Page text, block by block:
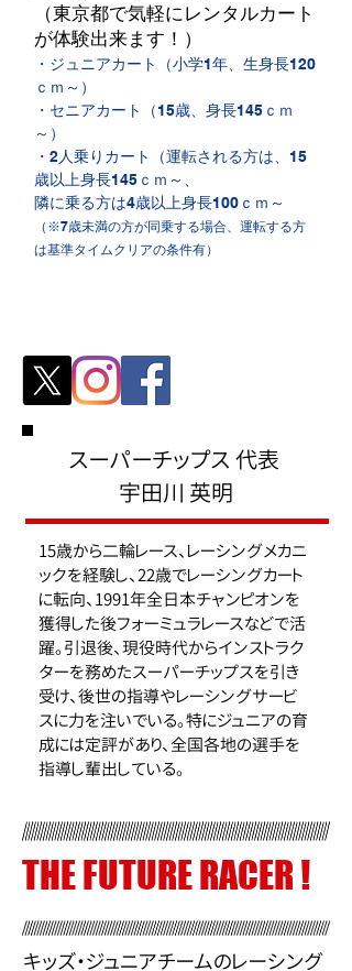
（東京都で気軽にレンタルカート
が体験出来ます！）​
・ジュニアカート（小学1年、生身長120
ｃｍ～）
・セニアカート（15歳、身長145ｃｍ
～）
・2人乗りカート（運転される方は、15
歳以上身長145ｃｍ～、
隣に乗る方は4歳以上身長100ｃｍ～
（※7歳未満の方が同乗する場合、運転する方
は基準タイムクリアの条件有）
スーパーチップス 代表
宇田川 英明
15歳から二輪レース、レーシングメカニ
ックを経験し、22歳でレーシングカート
に転向、1991年全日本チャンピオンを
獲得した後フォーミュラレースなどで活
躍。引退後、現役時代からインストラク
ターを務めたスーパーチップスを引き
受け、後世の指導やレーシングサービ
スに力を注いでいる。特にジュニアの育
成には定評があり、全国各地の選手を
指導し輩出している。
THE FUTURE RACER !
キッズ・ジュニアチームのレーシング